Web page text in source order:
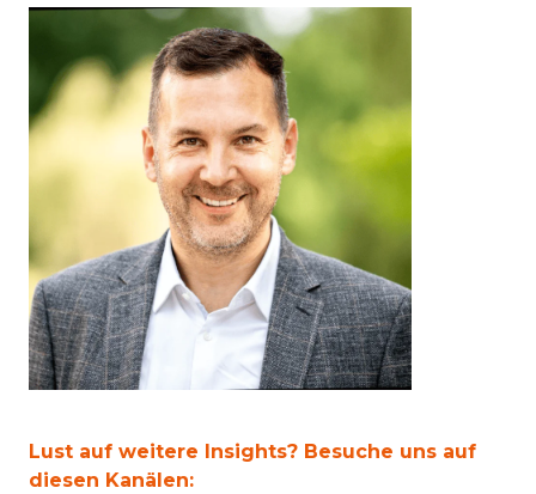
Lust auf weitere Insights? Besuche uns auf
diesen Kanälen: